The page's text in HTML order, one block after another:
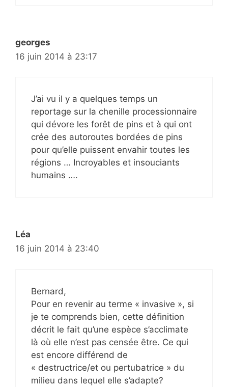
georges
16 juin 2014 à 23:17
J’ai vu il y a quelques temps un
reportage sur la chenille processionnaire
qui dévore les forêt de pins et à qui ont
crée des autoroutes bordées de pins
pour qu’elle puissent envahir toutes les
régions … Incroyables et insouciants
humains ….
Léa
16 juin 2014 à 23:40
Bernard,
Pour en revenir au terme « invasive », si
je te comprends bien, cette définition
décrit le fait qu’une espèce s’acclimate
là où elle n’est pas censée être. Ce qui
est encore différend de
« destructrice/et ou pertubatrice » du
milieu dans lequel elle s’adapte?